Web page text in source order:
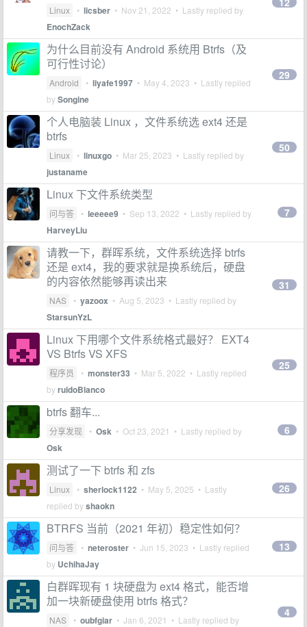
Linux • licsber • Nov 21, 2022 • Lastly replied by
EnochZack
为什么目前没有 Android 系统用 Btrfs（及
可行性讨论）
Android • liyafe1997 • May 4, 2023 • Lastly replied
bySongine
29
个人电脑装 Linux ，文件系统选 ext4 还是
btrfs
Linux • linuxgo • Mar 25, 2023 • Lastly replied by
justaname
50
Linux 下文件系统类型
问与答 • leeeee9 • Sep 13, 2022 • Lastly replied by
HarveyLiu
7
请教一下，群晖系统，文件系统选择 btrfs
还是 ext4，我的要求就是换系统后，硬盘
的内容依然能够再读出来
NAS • yazoox • Aug 5, 2023 • Lastly replied by
StarsunYzL
31
Linux 下用哪个文件系统格式最好？ EXT4
VS Btrfs VS XFS
程序员 • monster33 • Mar 5, 2022 • Lastly replied
byruidoBlanco
25
btrfs 翻车...
分享发现 • Osk • Oct 23, 2021 • Lastly replied by
Osk
6
测试了一下 btrfs 和 zfs
Linux • sherlock1122 • May 5, 2025 • Lastly
replied byshaokn
26
BTRFS 当前（2021 年初）稳定性如何？
问与答 • neteroster • Jun 15, 2023 • Lastly replied
by UchihaJay
13
白群晖现有 1 块硬盘为 ext4 格式，能否增
加一块新硬盘使用 btrfs 格式？
NAS • oubfgiar • Jan 6, 2021 • Lastly replied by
4